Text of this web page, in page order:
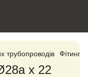
трубопроводів Фітинги
х 22